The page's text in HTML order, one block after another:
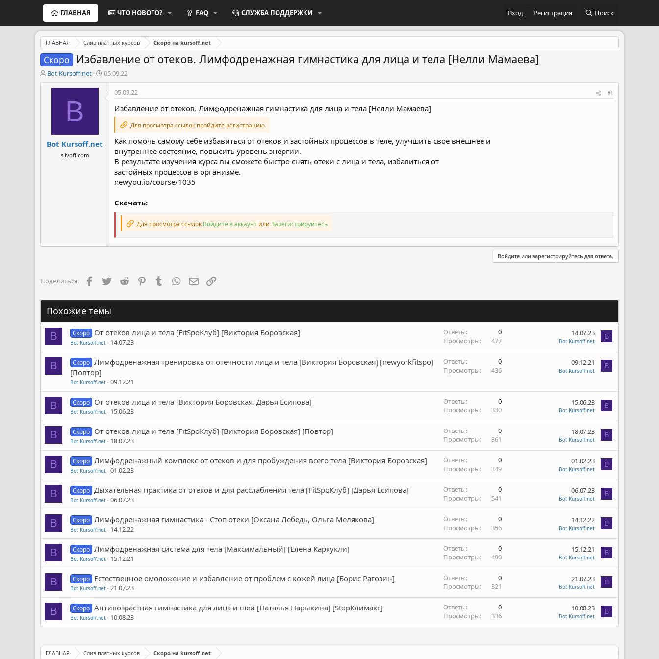
ГЛАВНАЯ ЧТО НОВОГО? FAQ СЛУЖБА ПОДДЕРЖКИ Вход Регистрация Поиск
ГЛАВНАЯ Слив платных курсов Скоро на kursoff.net
Скоро Избавление от отеков. Лимфодренажная гимнастика для лица и тела [Нелли Мамаева]
А
в
ы
Bot Kursoff.net
Д
а
а
05.09.22
B
Bot Kursoff.net
slivoff.com
05.09.22 #1
Избавление от отеков. Лимфодренажная гимнастика для лица и тела [Нелли Мамаева]
Для просмотра ссылок пройдите регистрацию
Как помочь самому себе избавиться от отеков и застойных процессов в теле, улучшить свое внешнее и
внутреннее состояние, повысить уровень энергии.
В результате изучения курса вы сможете быстро снять отеки с лица и тела, избавиться от
застойных процессов в организме.
newyou.io/course/1035
Скачать:
Для просмотра ссылок Войдите в аккаунт или Зарегистрируйтесь
Войдите или зарегистрируйтесь для ответа.
Поделиться: FacebookTwitter Reddit PinterestTumblr WhatsAppЭлектронная почта
Похожие темы
B Скоро От отеков лица и тела [FitSpoКлуб] [Виктория Боровская]
Bot Kursoff.net 14.07.23
Ответы
0
Просмотры
477
14.07.23
Bot Kursoff.net
B
B Скоро Лимфодренажная тренировка от отечности лица и тела [Виктория Боровская] [newyorkfitspo]
[Повтор]
Bot Kursoff.net 09.12.21
Ответы
0
Просмотры
436
09.12.21
Bot Kursoff.net
B
B Скоро От отеков лица и тела [Виктория Боровская, Дарья Есипова]
Bot Kursoff.net 15.06.23
Ответы
0
Просмотры
330
15.06.23
Bot Kursoff.net
B
B Скоро От отеков лица и тела [FitSpoКлуб] [Виктория Боровская] [Повтор]
Bot Kursoff.net 18.07.23
Ответы
0
Просмотры
361
18.07.23
Bot Kursoff.net
B
B Скоро Лимфодренажный комплекс от отеков и для пробуждения всего тела [Виктория Боровская]
Bot Kursoff.net 01.02.23
Ответы
0
Просмотры
349
01.02.23
Bot Kursoff.net
B
B Скоро Дыхательная практика от отеков и для расслабления тела [FitSpoКлуб] [Дарья Есипова]
Bot Kursoff.net 06.07.23
Ответы
0
Просмотры
541
06.07.23
Bot Kursoff.net
B
B Скоро Лимфодренажная гимнастика - Стоп отеки [Оксана Лебедь, Ольга Мелякова]
Bot Kursoff.net 14.12.22
Ответы
0
Просмотры
356
14.12.22
Bot Kursoff.net
B
B Скоро Лимфодренажная система для тела [Максимальный] [Елена Каркукли]
Bot Kursoff.net 15.12.21
Ответы
0
Просмотры
490
15.12.21
Bot Kursoff.net
B
B Скоро Естественное омоложение и избавление от проблем с кожей лица [Борис Рагозин]
Bot Kursoff.net 21.07.23
Ответы
0
Просмотры
321
21.07.23
Bot Kursoff.net
B
B Скоро Антивозрастная гимнастика для лица и шеи [Наталья Нарыкина] [StopКлимакс]
Bot Kursoff.net 10.08.23
Ответы
0
Просмотры
336
10.08.23
Bot Kursoff.net
B
ГЛАВНАЯ Слив платных курсов Скоро на kursoff.net